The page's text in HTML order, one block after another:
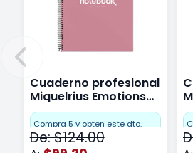
Cuaderno profesional
Miquelrius Emotions
Cuadro Chico 80
hojas Rosa
Compra 5 y obten este dto.
De: $124.00